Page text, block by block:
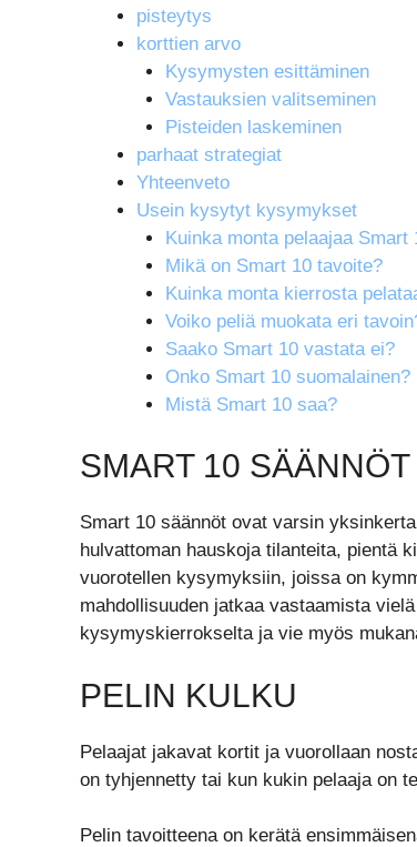
pisteytys
korttien arvo
Kysymysten esittäminen
Vastauksien valitseminen
Pisteiden laskeminen
parhaat strategiat
Yhteenveto
Usein kysytyt kysymykset
Kuinka monta pelaajaa Smart
Mikä on Smart 10 tavoite?
Kuinka monta kierrosta
Voiko peliä muokata eri
Saako Smart 10 vastata ei?
Onko Smart 10 suomalainen?
Mistä Smart 10 saa?
SMART 10
Smart 10 säännöt ovat varsin
hulvattoman hauskoja tilanteita, pientä
vuorotellen kysymyksiin, joissa on
mahdollisuuden jatkaa vastaamista
kysymyskierrokselta ja vie myös
PELIN KULKU
Pelaajat jakavat kortit ja vuorollaan
on tyhjennetty tai kun kukin pelaaja on
Pelin tavoitteena on kerätä